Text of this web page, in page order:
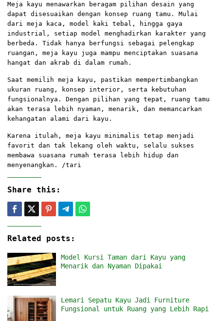
Meja kayu menawarkan beragam pilihan desain yang
dapat disesuaikan dengan konsep ruang tamu. Mulai
dari meja kaca, model kaki tebal, hingga gaya
industrial, setiap model menghadirkan karakter yang
berbeda. Tidak hanya berfungsi sebagai pelengkap
ruangan, meja kayu juga mampu menciptakan suasana
hangat dan akrab di dalam rumah.
Saat memilih meja kayu, pastikan mempertimbangkan
ukuran ruang, konsep interior, serta kebutuhan
fungsionalnya. Dengan pilihan yang tepat, ruang tamu
akan terasa lebih nyaman, menarik, dan memancarkan
kehangatan alami dari kayu.
Karena itulah, meja kayu minimalis tetap menjadi
favorit dan tak lekang oleh waktu, selalu sukses
membawa suasana rumah terasa lebih hidup dan
menyenangkan. /tari
Share this:
Related posts:
Model Kursi Taman dari Kayu yang
Menarik dan Nyaman Dipakai
Lemari Sepatu Kayu Jadi Furniture
Fungsional untuk Ruang yang Lebih Rapi